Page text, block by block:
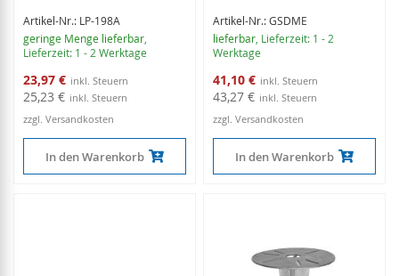
Artikel-Nr.: LP-198A
geringe Menge lieferbar,
Lieferzeit: 1 - 2 Werktage
Sonderangebot
23,97 €
25,23 €
zzgl. Versandkosten
In den Warenkorb
Artikel-Nr.: GSDME
lieferbar, Lieferzeit: 1 - 2
Werktage
Sonderangebot
41,10 €
43,27 €
zzgl. Versandkosten
In den Warenkorb